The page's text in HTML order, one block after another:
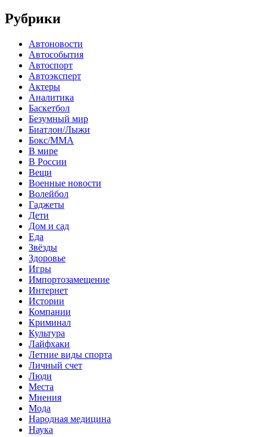
Рубрики
Автоновости
Автособытия
Автоспорт
Автоэксперт
Актеры
Аналитика
Баскетбол
Безумный мир
Биатлон/Лыжи
Бокс/MMA
В мире
В России
Вещи
Военные новости
Волейбол
Гаджеты
Дети
Дом и сад
Еда
Звёзды
Здоровье
Игры
Импортозамещение
Интернет
Истории
Компании
Криминал
Культура
Лайфхаки
Летние виды спорта
Личный счет
Люди
Места
Мнения
Мода
Народная медицина
Наука